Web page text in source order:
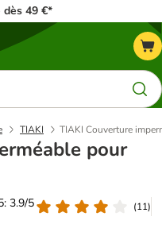
49 €*
TIAKI TIAKI Couverture
pour
3.9/5
(11)